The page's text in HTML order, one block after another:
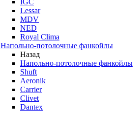
IGC
Lessar
MDV
NED
Royal Clima
Напольно-потолочные фанкойлы
Назад
Напольно-потолочные фанкойлы
Shuft
Aeronik
Carrier
Clivet
Dantex